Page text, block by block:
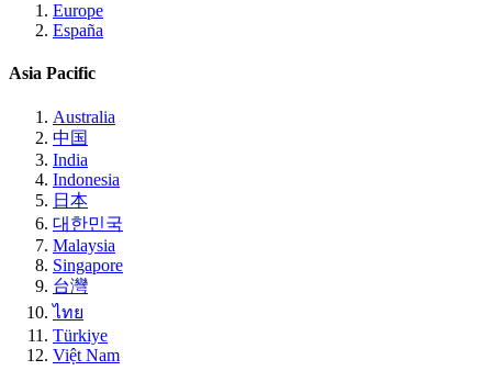
Europe
España
Asia Pacific
Australia
中国
India
Indonesia
日本
대한민국
Malaysia
Singapore
台灣
ไทย
Türkiye
Việt Nam